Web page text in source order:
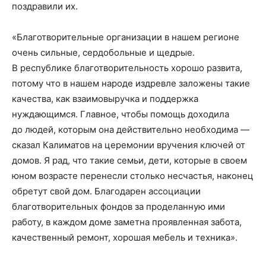
поздравили их.
«Благотворительные организации в нашем регионе
очень сильные, сердобольные и щедрые.
В республике благотворительность хорошо развита,
потому что в нашем народе издревле заложены такие
качества, как взаимовыручка и поддержка
нуждающимся. Главное, чтобы помощь доходила
до людей, которым она действительно необходима —
сказал Калиматов на церемонии вручения ключей от
домов. Я рад, что такие семьи, дети, которые в своем
юном возрасте перенесли столько несчастья, наконец
обретут свой дом. Благодарен ассоциации
благотворительных фондов за проделанную ими
работу, в каждом доме заметна проявленная забота,
качественный ремонт, хорошая мебель и техника».